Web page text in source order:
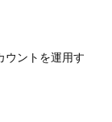
ウントを運用す